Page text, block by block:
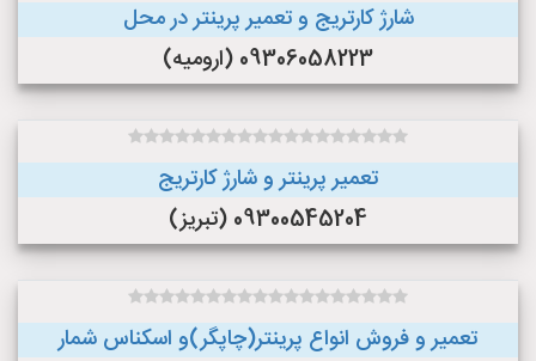
شارژ کارتریج و تعمیر پرینتر در محل
09306058223 (ارومیه)
تعمیر پرینتر و شارژ کارتریج
09300545204 (تبریز)
تعمیر و فروش انواع پرینتر(چاپگر)و اسکناس شمار